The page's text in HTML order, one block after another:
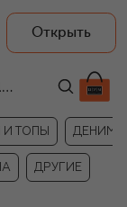
Открыть
Женская одежда Brunello Cucinelli хаки цвета
ТОПЫ ДЕНИМ
ДРУГИЕ